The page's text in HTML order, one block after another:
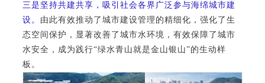
三是坚持共建共享，吸引社会各界广泛参与海绵城市建
设。 由此有效推动了城市建设管理的精细化，强化了生
态空间保护，显著改善了城市水环境，有效保障了城市
水安全，成为践行“绿水青山就是金山银山”的生动样
板。